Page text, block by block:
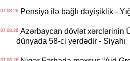
07.08.26Pensiya ilə bağlı dəyişiklik -
07.08.26Azərbaycan dövlət xərclərinin
dünyada 58-ci yerdədir - Siyahı
07.08.26